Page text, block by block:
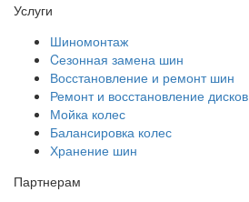
Услуги
Шиномонтаж
Cезонная замена шин
Восстановление и ремонт шин
Ремонт и восстановление дисков
Мойка колес
Балансировка колес
Хранение шин
Партнерам